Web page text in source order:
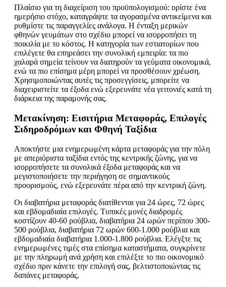
Πλαίσιο για τη διαχείριση του προϋπολογισμού: ορίστε ένα
ημερήσιο στόχο, καταγράψτε τα αγορασμένα αντικείμενα και
ρυθμίστε τις παραγγελίες ανάλογα. Η ένταξη μερικών
φθηνών γευμάτων στο σχέδιο μπορεί να ισορροπήσει τη
ποικιλία με το κόστος. Η κατηγορία των εστιατορίων που
επιλέγετε θα επηρεάσει την συνολική εμπειρία: τα πιο
χαλαρά σημεία τείνουν να διατηρούν τα γεύματα οικονομικά,
ενώ τα πιο επίσημα μέρη μπορεί να προσθέσουν χρέωση.
Χρησιμοποιώντας αυτές τις προσεγγίσεις, μπορείτε να
διαχειριστείτε τα έξοδα ενώ εξερευνάτε νέα γειτονιές κατά τη
διάρκεια της παραμονής σας.
Μετακίνηση: Εισιτήρια Μεταφοράς, Επιλογές
Σιδηροδρόμων και Φθηνή Ταξίδια
Αποκτήστε μια ενημερωμένη κάρτα μεταφοράς για την πόλη
με απεριόριστα ταξίδια εντός της κεντρικής ζώνης, για να
ισορροπήσετε τα συνολικά έξοδα μεταφοράς και να
μεγιστοποιήσετε την περιήγηση σε σημαντικούς
προορισμούς, ενώ εξερευνάτε πέρα από την κεντρική ζώνη.
Οι διαβατήρια μεταφοράς διατίθενται για 24 ώρες, 72 ώρες
και εβδομαδιαία επιλογές. Τυπικές μονές διαδρομές
κοστίζουν 40-60 ρούβλια, διαβατήρια 24 ωρών περίπου 300-
500 ρούβλια, διαβατήρια 72 ωρών 600-1.000 ρούβλια και
εβδομαδιαία διαβατήρια 1.000-1.800 ρούβλια. Ελέγξτε τις
ενημερωμένες τιμές στα επίσημα καταστήματα, συγκρίνετε
με την πληρωμή ανά χρήση και επιλέξτε το πιο οικονομικό
σχέδιο πριν κάνετε την επιλογή σας, βελτιστοποιώντας τις
δαπάνες μεταφοράς.